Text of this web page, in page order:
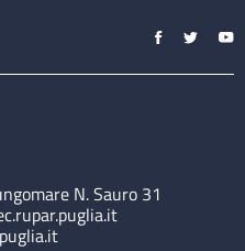
N. Sauro 31